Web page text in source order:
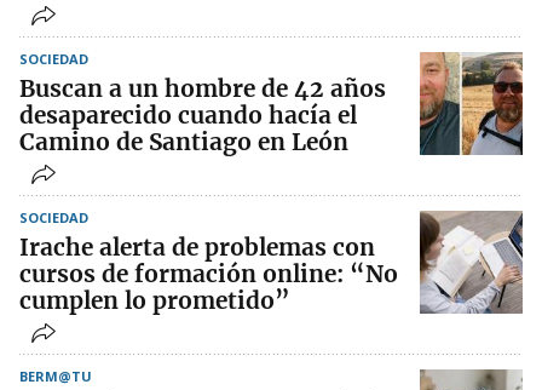
SOCIEDAD
Buscan a un hombre de 42 años
desaparecido cuando hacía el
Camino de Santiago en León
SOCIEDAD
Irache alerta de problemas con
cursos de formación online: “No
cumplen lo prometido”
BERM@TU